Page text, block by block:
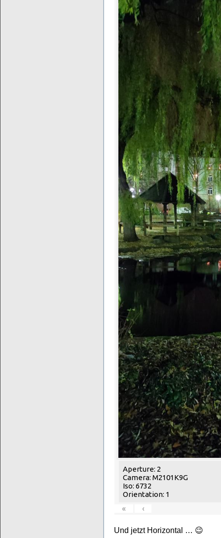
Aperture: 2
Camera: M2101K9G
Iso: 6732
Orientation: 1
«
‹
Und jetzt Horizontal … 😉